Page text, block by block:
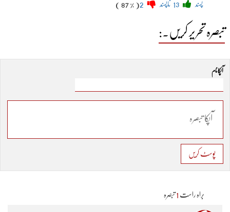
پسند ناپسند ( 87 % )
تبصرہ تحریر کریں۔:
آپکا نام
پوسٹ کریں
براہ راست 1 تبصرہ